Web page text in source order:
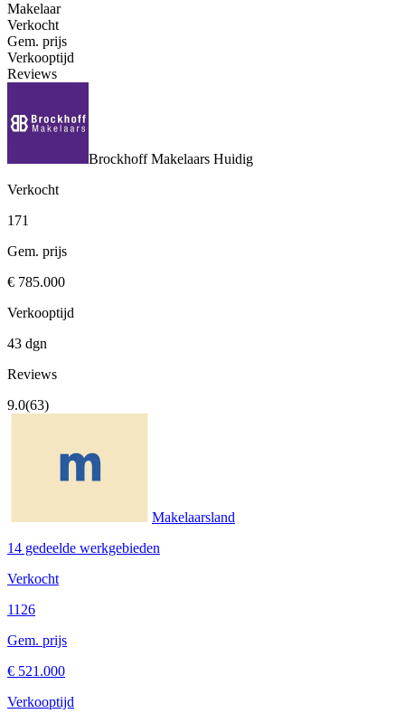
Makelaar
Verkocht
Gem. prijs
Verkooptijd
Reviews
Brockhoff Makelaars Huidig
Verkocht
171
Gem. prijs
€ 785.000
Verkooptijd
43 dgn
Reviews
9.0(63)
Makelaarsland
14 gedeelde werkgebieden
Verkocht
1126
Gem. prijs
€ 521.000
Verkooptijd